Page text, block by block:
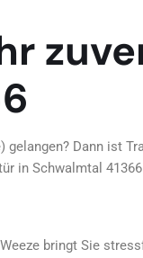
Dann ist
in Schwalmtal
bringt Sie